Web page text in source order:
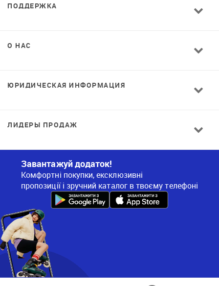
ПОДДЕРЖКА
О НАС
ЮРИДИЧЕСКАЯ ИНФОРМАЦИЯ
ЛИДЕРЫ ПРОДАЖ
Завантажуй додаток!
Комфортні покупки, ексклюзивні
пропозиції і зручний каталог в твоєму телефоні